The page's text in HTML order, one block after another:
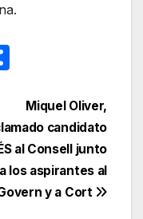
m
p
ar
tir
Miquel Oliver,
candidato
al Consell junto
a los aspirantes al
y a Cort